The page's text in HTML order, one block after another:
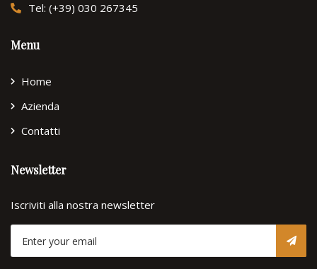
Tel: (+39) 030 267345
Menu
Home
Azienda
Contatti
Newsletter
Iscriviti alla nostra newsletter